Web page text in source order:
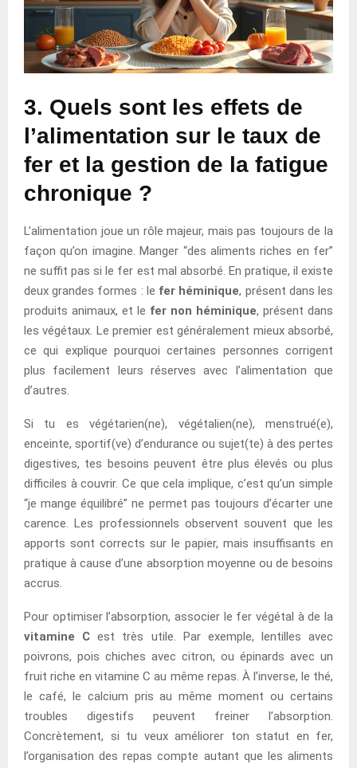
3. Quels sont les effets de
l’alimentation sur le taux de
fer et la gestion de la fatigue
chronique ?
L’alimentation joue un rôle majeur, mais pas toujours de la
façon qu’on imagine. Manger “des aliments riches en fer”
ne suffit pas si le fer est mal absorbé. En pratique, il existe
deux grandes formes : le fer héminique, présent dans les
produits animaux, et le fer non héminique, présent dans
les végétaux. Le premier est généralement mieux absorbé,
ce qui explique pourquoi certaines personnes corrigent
plus facilement leurs réserves avec l’alimentation que
d’autres.
Si tu es végétarien(ne), végétalien(ne), menstrué(e),
enceinte, sportif(ve) d’endurance ou sujet(te) à des pertes
digestives, tes besoins peuvent être plus élevés ou plus
difficiles à couvrir. Ce que cela implique, c’est qu’un simple
“je mange équilibré” ne permet pas toujours d’écarter une
carence. Les professionnels observent souvent que les
apports sont corrects sur le papier, mais insuffisants en
pratique à cause d’une absorption moyenne ou de besoins
accrus.
Pour optimiser l’absorption, associer le fer végétal à de la
vitamine C est très utile. Par exemple, lentilles avec
poivrons, pois chiches avec citron, ou épinards avec un
fruit riche en vitamine C au même repas. À l’inverse, le thé,
le café, le calcium pris au même moment ou certains
troubles digestifs peuvent freiner l’absorption.
Concrètement, si tu veux améliorer ton statut en fer,
l’organisation des repas compte autant que les aliments